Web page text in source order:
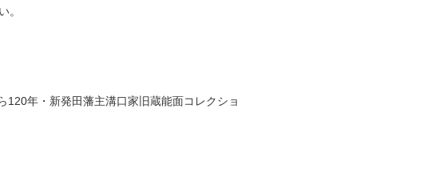
。
年・新発田藩主溝口家旧蔵能面コレクショ